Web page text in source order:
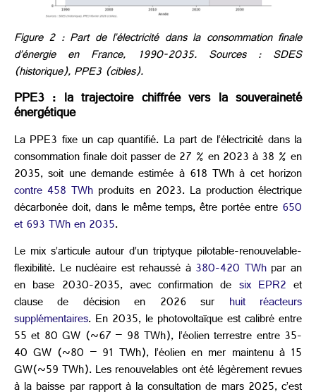
Figure 2 : Part de l’électricité dans la consommation finale
d’énergie en France, 1990-2035. Sources : SDES
(historique), PPE3 (cibles).
PPE3 : la trajectoire chiffréevers la souveraineté
énergétique
La PPE3 fixe un cap quantifié. La part de l’électricité dans la
consommation finale doit passer de 27 % en 2023 à 38 % en
2035, soit une demande estimée à 618 TWh à cet horizon
contre 458 TWh produits en 2023. La production électrique
décarbonée doit, dans le même temps, être portée entre 650
et 693 TWh en 2035.
Le mix s’articule autour d’un triptyque pilotable-renouvelable-
flexibilité. Le nucléaire est rehaussé à 380-420 TWhpar an
en base 2030-2035, avec confirmation de six EPR2 et
clause de décision en 2026 sur huit réacteurs
supplémentaires. En 2035, le photovoltaïque est calibré entre
55 et 80 GW (~67 – 98 TWh), l’éolien terrestre entre 35-
40 GW (~80 – 91 TWh), l’éolien en mer maintenu à 15
GW(~59 TWh). Les renouvelables ont été légèrement revues